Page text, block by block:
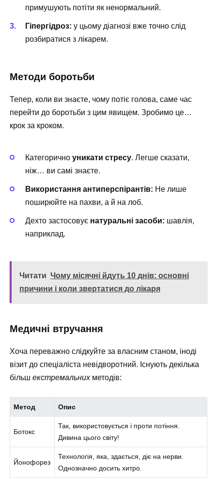
примушують потіти як ненормальний.
Гіпергідроз: у цьому діагнозі вже точно слід
розбиратися з лікарем.
Методи боротьби
Тепер, коли ви знаєте, чому потіє голова, саме час
перейти до боротьби з цим явищем. Зробимо це…
крок за кроком.
Категорично уникати стресу. Легше сказати,
ніж… ви самі знаєте.
Використання антиперспірантів: Не лише
поширюйте на пахви, а й на лоб.
Дехто застосовує натуральні засоби: шавлія,
наприклад.
Читати Чому місячні йдуть 10 днів: основні
причини і коли звертатися до лікаря
Медичні втручання
Хоча переважно слідкуйте за власним станом, іноді
візит до спеціаліста невідворотний. Існують декілька
більш екстремальнихметодів:
Метод Опис
Ботокс
Так, використовується і проти потіння.
Дивина цього світу!
Йонофорез
Технологія, яка, здається, діє на нерви.
Однозначно досить хитро.